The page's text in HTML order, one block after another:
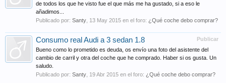
de todos los que he visto fue el que más me ha gustado, si a eso le
añadimos...
Publicado por: Santy 13 May 2015 en el foro: ¿Qué coche debo comprar?
Publicar
Consumo real Audi a 3 sedan 1.8
Bueno como lo prometido es deuda, os envío una foto del asistente del
cambio de carril y otra del coche que he comprado. Haber si os gusta. Un
saludo.
Publicado por: Santy 19 Abr 2015 en el foro: ¿Qué coche debo comprar?